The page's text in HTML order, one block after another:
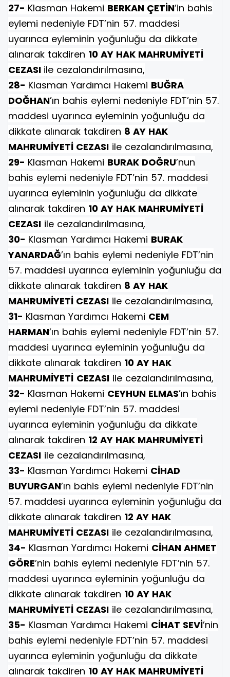
27- Klasman Hakemi BERKAN ÇETİN’in bahis
eylemi nedeniyle FDT’nin 57. maddesi
uyarınca eyleminin yoğunluğu da dikkate
alınarak takdiren 10 AY HAK MAHRUMİYETİ
CEZASI ile cezalandırılmasına,
28- Klasman Yardımcı Hakemi BUĞRA
DOĞHAN’ın bahis eylemi nedeniyle FDT’nin 57.
maddesi uyarınca eyleminin yoğunluğu da
dikkate alınarak takdiren 8 AY HAK
MAHRUMİYETİ CEZASI ile cezalandırılmasına,
29- Klasman Hakemi BURAK DOĞRU’nun
bahis eylemi nedeniyle FDT’nin 57. maddesi
uyarınca eyleminin yoğunluğu da dikkate
alınarak takdiren 10 AY HAK MAHRUMİYETİ
CEZASI ile cezalandırılmasına,
30- Klasman Yardımcı Hakemi BURAK
YANARDAĞ’ın bahis eylemi nedeniyle FDT’nin
57. maddesi uyarınca eyleminin yoğunluğu da
dikkate alınarak takdiren 8 AY HAK
MAHRUMİYETİ CEZASI ile cezalandırılmasına,
31- Klasman Yardımcı Hakemi CEM
HARMAN’ın bahis eylemi nedeniyle FDT’nin 57.
maddesi uyarınca eyleminin yoğunluğu da
dikkate alınarak takdiren 10 AY HAK
MAHRUMİYETİ CEZASI ile cezalandırılmasına,
32- Klasman Hakemi CEYHUN ELMAS’ın bahis
eylemi nedeniyle FDT’nin 57. maddesi
uyarınca eyleminin yoğunluğu da dikkate
alınarak takdiren 12 AY HAK MAHRUMİYETİ
CEZASI ile cezalandırılmasına,
33- Klasman Yardımcı Hakemi CİHAD
BUYURGAN’ın bahis eylemi nedeniyle FDT’nin
57. maddesi uyarınca eyleminin yoğunluğu da
dikkate alınarak takdiren 12 AY HAK
MAHRUMİYETİ CEZASI ile cezalandırılmasına,
34- Klasman Yardımcı Hakemi CİHAN AHMET
GÖRE’nin bahis eylemi nedeniyle FDT’nin 57.
maddesi uyarınca eyleminin yoğunluğu da
dikkate alınarak takdiren 10 AY HAK
MAHRUMİYETİ CEZASI ile cezalandırılmasına,
35- Klasman Yardımcı Hakemi CİHAT SEVİ’nin
bahis eylemi nedeniyle FDT’nin 57. maddesi
uyarınca eyleminin yoğunluğu da dikkate
alınarak takdiren 10 AY HAK MAHRUMİYETİ